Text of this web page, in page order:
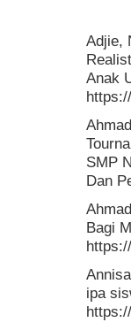
Adjie,
Anak
SMP
Dan
Bagi
ipa